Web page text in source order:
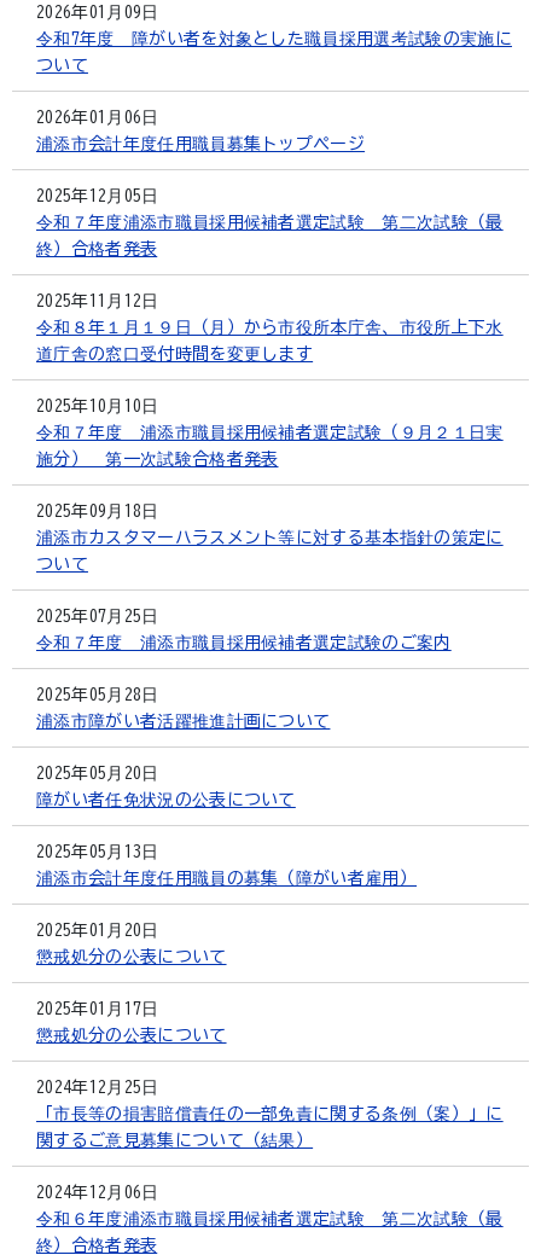
2026年01月09日
令和7年度 障がい者を対象とした職員採用選考試験の実施に
ついて
2026年01月06日
浦添市会計年度任用職員募集トップページ
2025年12月05日
令和７年度浦添市職員採用候補者選定試験 第二次試験（最
終）合格者発表
2025年11月12日
令和８年１月１９日（月）から市役所本庁舎、市役所上下水
道庁舎の窓口受付時間を変更します
2025年10月10日
令和７年度 浦添市職員採用候補者選定試験（９月２１日実
施分） 第一次試験合格者発表
2025年09月18日
浦添市カスタマーハラスメント等に対する基本指針の策定に
ついて
2025年07月25日
令和７年度 浦添市職員採用候補者選定試験のご案内
2025年05月28日
浦添市障がい者活躍推進計画について
2025年05月20日
障がい者任免状況の公表について
2025年05月13日
浦添市会計年度任用職員の募集（障がい者雇用）
2025年01月20日
懲戒処分の公表について
2025年01月17日
懲戒処分の公表について
2024年12月25日
「市長等の損害賠償責任の一部免責に関する条例（案）」に
関するご意見募集について（結果）
2024年12月06日
令和６年度浦添市職員採用候補者選定試験 第二次試験（最
終）合格者発表